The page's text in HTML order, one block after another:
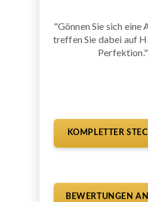
"Gönnen Sie sich eine
treffen Sie dabei auf
Perfektion."
KOMPLETTER
BEWERTUNGEN